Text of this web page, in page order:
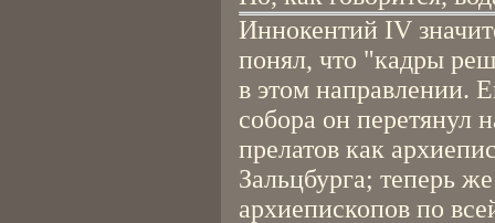
Иннокентий IV
понял, что "кадры
в этом направлении.
собора он перетянул
прелатов как
Зальцбурга; теперь
архиепископов по